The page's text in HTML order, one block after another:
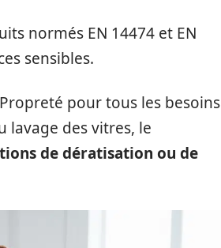
normés EN 14474 et EN
sensibles.
pour tous les besoins
lavage des vitres, le
de dératisation ou de